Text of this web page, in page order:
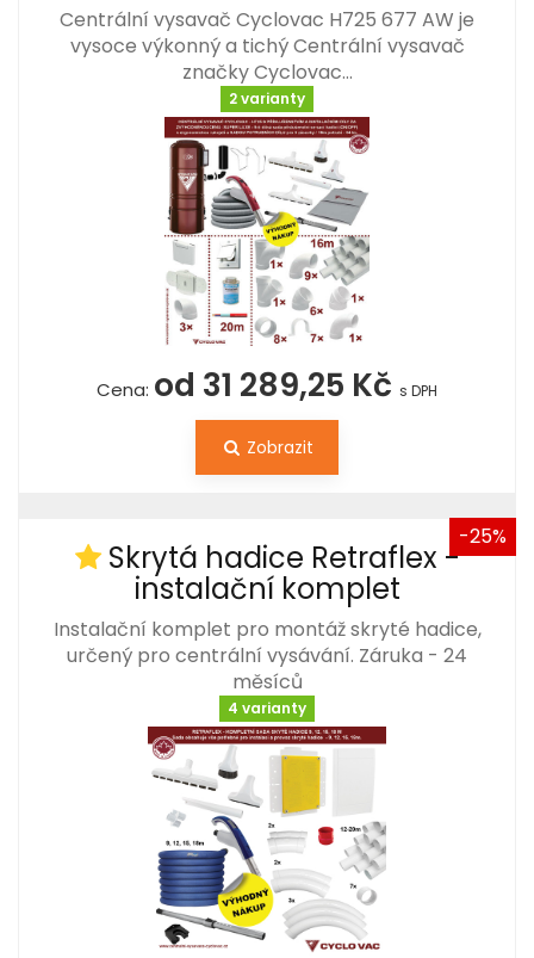
Centrální vysavač Cyclovac H725 677 AW je
vysoce výkonný a tichý Centrální vysavač
značky Cyclovac…
2 varianty
Cena: od 31 289,25 Kč s DPH
Zobrazit
-25%
Skrytá hadice Retraflex -
instalační komplet
Instalační komplet pro montáž skryté hadice,
určený pro centrální vysávání. Záruka - 24
měsíců
4 varianty